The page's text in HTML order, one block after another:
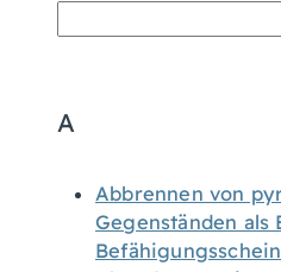
A
Abbrennen von
Gegenständen als